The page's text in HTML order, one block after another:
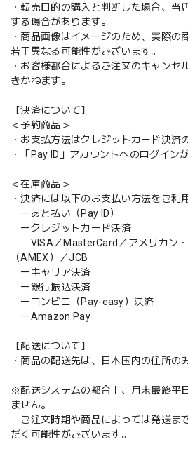
・転売目的の購入と判断した場合、当
する場合があります。
・商品画像はイメージのため、実際の
若干異なる可能性がございます。
・お客様都合によるご注文のキャンセ
きかねます。
【決済について】
＜予約商品＞
・お支払方法はクレジットカード決済
・「Pay ID」アカウントへのログイン
＜在庫商品＞
・決済には以下のお支払い方法をご利
ーあと払い（Pay ID）
ークレジットカード決済
VISA／MasterCard／アメリカン・
（AMEX）／JCB
ーキャリア決済
ー銀行振込決済
ーコンビニ（Pay-easy）決済
ーAmazon Pay
【配送について】
・商品の配送先は、日本国内の住所の
※配送システムの都合上、月末最終平
ません。
ご注文時期や商品によっては発送ま
だく可能性がございます。